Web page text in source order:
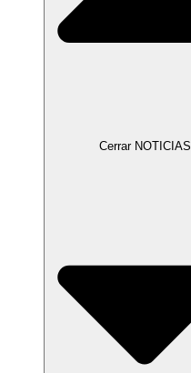
Cerrar NOTICIAS